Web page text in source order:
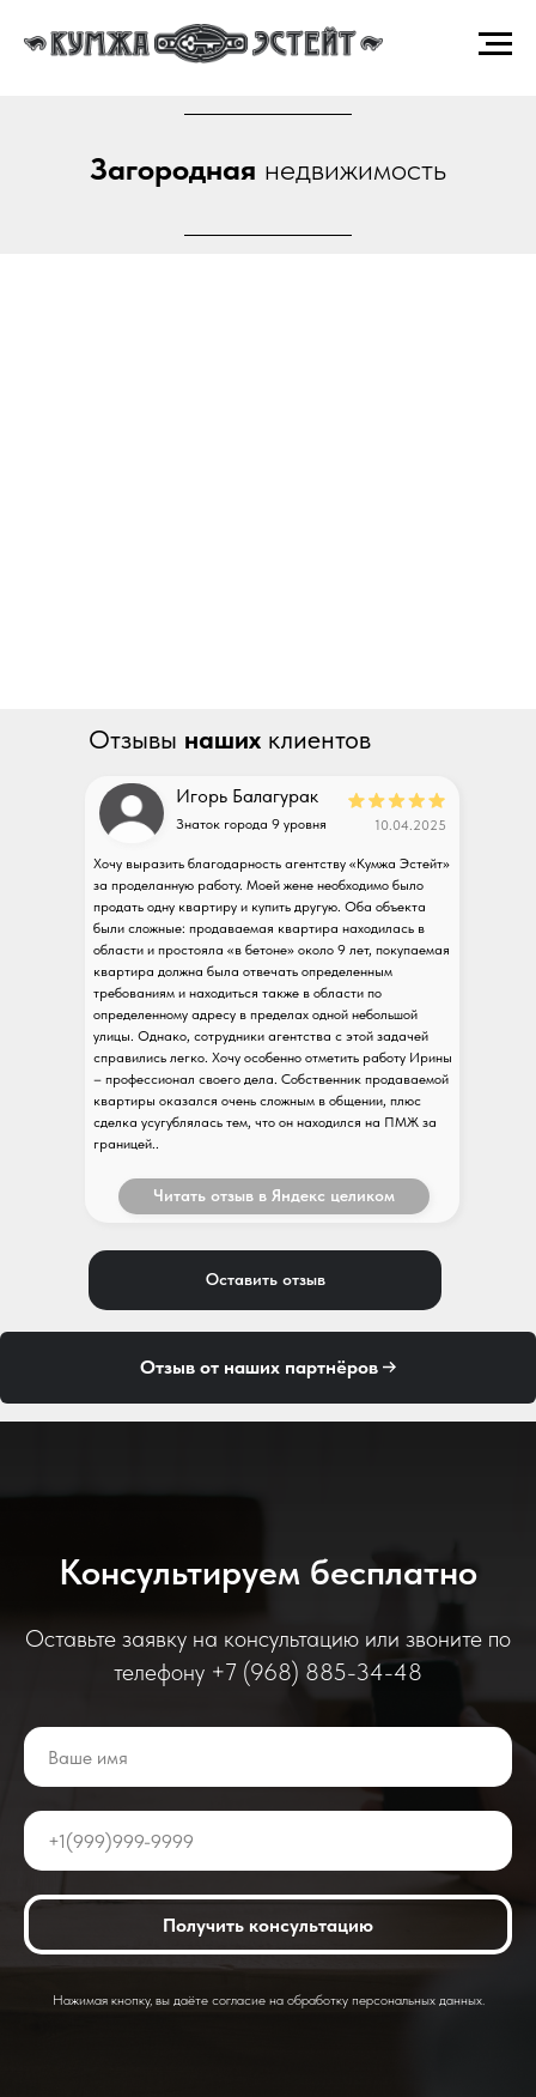
Загородная недвижимость
Отзывы наших клиентов
Игорь Балагурак
Знаток города 9 уровня
Читать отзыв в Яндекс целиком
Хочу выразить благодарность агентству «Кумжа Эстейт»
за проделанную работу. Моей жене необходимо было
продать одну квартиру и купить другую. Оба объекта
были сложные: продаваемая квартира находилась в
области и простояла «в бетоне» около 9 лет, покупаемая
квартира должна была отвечать определенным
требованиям и находиться также в области по
определенному адресу в пределах одной небольшой
улицы. Однако, сотрудники агентства с этой задачей
справились легко. Хочу особенно отметить работу Ирины
– профессионал своего дела. Собственник продаваемой
квартиры оказался очень сложным в общении, плюс
сделка усугублялась тем, что он находился на ПМЖ за
границей..
10.04.2025
Оставить отзыв
Отзыв от наших партнёров
Консультируем бесплатно
Оставьте заявку на консультацию или звоните по
телефону +7 (968) 885-34-48
Получить консультацию
Нажимая кнопку, вы даёте согласие на обработку персональных данных.